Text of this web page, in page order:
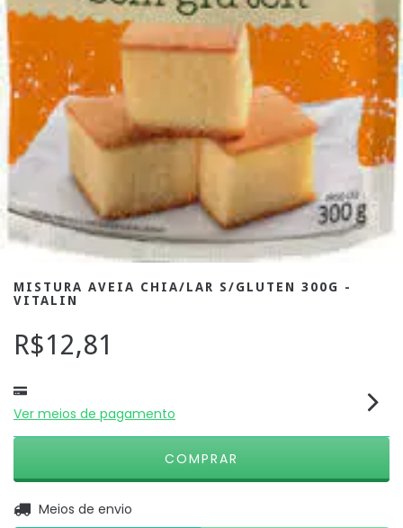
MISTURA AVEIA CHIA/LAR S/GLUTEN 300G -
VITALIN
R$12,81
Ver meios de pagamento
Entregas para o CEP:
Meios de envio